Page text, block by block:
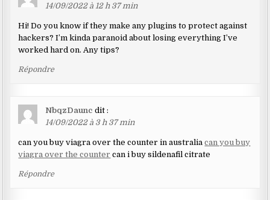
14/09/2022 à 12 h 37 min
Hi! Do you know if they make any plugins to protect against
hackers? I’m kinda paranoid about losing everything I’ve
worked hard on. Any tips?
Répondre
NbqzDaunc dit :
14/09/2022 à 3 h 37 min
can you buy viagra over the counter in australiacan you buy
viagra over the counter can i buy sildenafil citrate
Répondre